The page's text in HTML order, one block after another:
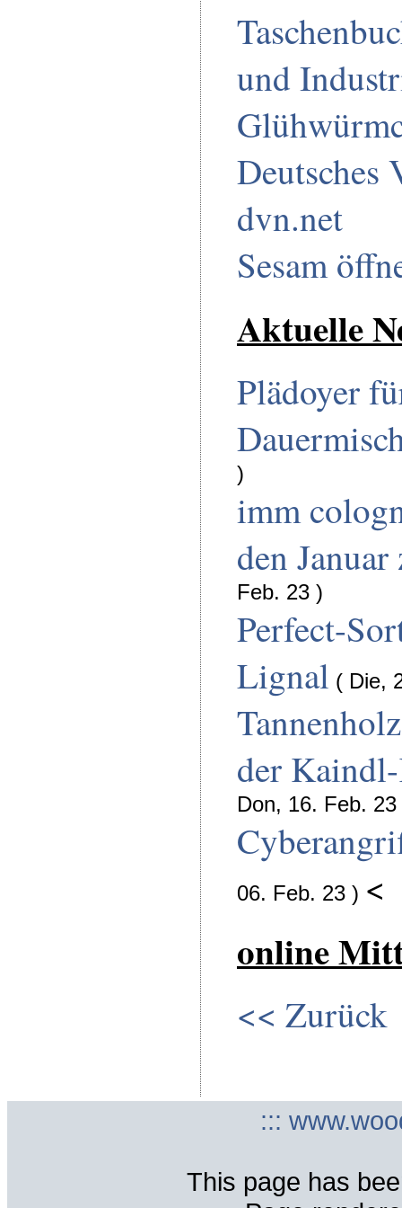
und
Deutsches
dvn.net
Sesam
Aktuelle
Plädoyer
)
imm
den
Feb. 23 )
Perfect-
Lignal ( Die,
der
Don, 16. Feb. 23
06. Feb. 23 ) <
online
<< Zurück
:::
This page has